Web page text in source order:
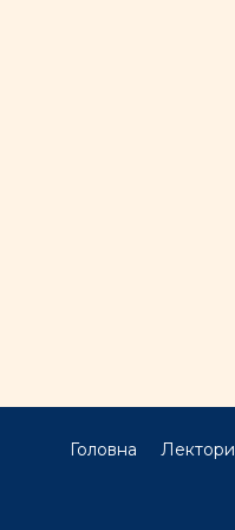
Головна Лектори